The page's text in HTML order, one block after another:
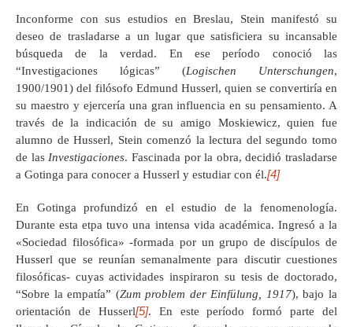
Inconforme con sus estudios en Breslau, Stein manifestó su
deseo de trasladarse a un lugar que satisficiera su incansable
búsqueda de la verdad. En ese período conoció las
“Investigaciones lógicas” (Logischen Unterschungen,
1900/1901) del filósofo Edmund Husserl, quien se convertiría en
su maestro y ejercería una gran influencia en su pensamiento. A
través de la indicación de su amigo Moskiewicz, quien fue
alumno de Husserl, Stein comenzó la lectura del segundo tomo
de lasInvestigaciones. Fascinada por la obra, decidió trasladarse
a Gotinga para conocer a Husserl y estudiar con él.[4]
En Gotinga profundizó en el estudio de la fenomenología.
Durante esta etpa tuvo una intensa vida académica. Ingresó a la
«Sociedad filosófica» -formada por un grupo de discípulos de
Husserl que se reunían semanalmente para discutir cuestiones
filosóficas- cuyas actividades inspiraron su tesis de doctorado,
“Sobre la empatía” (Zum problem der Einfülung, 1917), bajo la
orientación de Husserl[5]. En este período formó parte del